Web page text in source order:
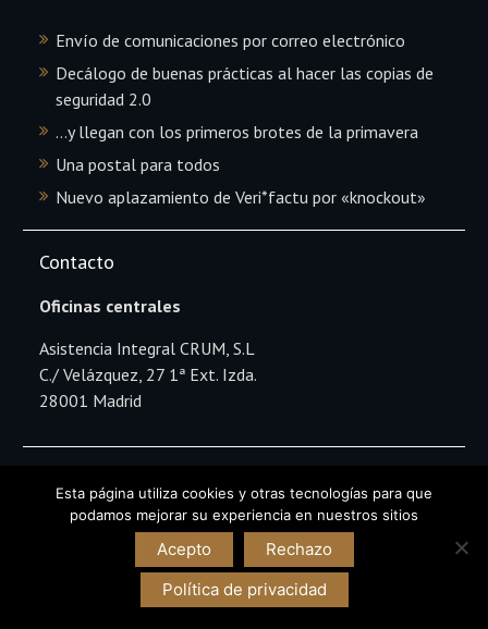
Envío de comunicaciones por correo electrónico
Decálogo de buenas prácticas al hacer las copias de
seguridad 2.0
…y llegan con los primeros brotes de la primavera
Una postal para todos
Nuevo aplazamiento de Veri*factu por «knockout»
Contacto
Oficinas centrales
Asistencia Integral CRUM, S.L
C./ Velázquez, 27 1ª Ext. Izda.
28001 Madrid
91 436 46 68
Esta página utiliza cookies y otras tecnologías para que
podamos mejorar su experiencia en nuestros sitios
Acepto
Rechazo
Política de privacidad